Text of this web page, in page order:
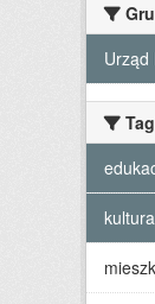
Urząd
kultura